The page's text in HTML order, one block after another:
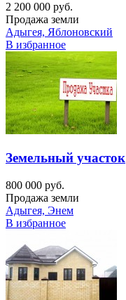
2 200 000 руб.
Продажа земли
Адыгея, Яблоновский
В избранное
Земельный участок
800 000 руб.
Продажа земли
Адыгея, Энем
В избранное